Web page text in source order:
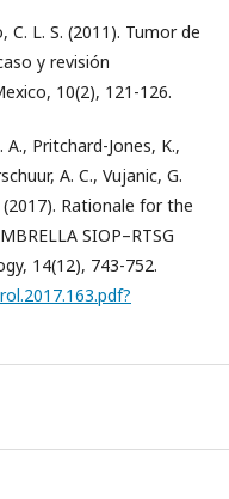
C. L. S. (2011). Tumor de
y revisión
10(2), 121-126.
Pritchard-Jones, K.,
A. C., Vujanic, G.
(2017). Rationale for the
SIOP–RTSG
14(12), 743-752.